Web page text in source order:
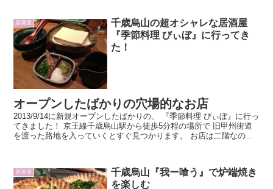
居酒屋
千歳烏山の超オシャレな居酒屋
『季節料理 びぃぼ』に行ってき
た！
オープンしたばかりの穴場的なお店
2013/9/14に新規オープンしたばかりの、 『季節料理 びぃぼ』に行っ
てきました！ 京王線千歳烏山駅から徒歩5分程の場所で 旧甲州街道
を渡った路地を入っていくとすぐ見つかります。 お店は二階なので
居酒屋
千歳烏山『我ー喰う』で炉端焼き
を楽しむ